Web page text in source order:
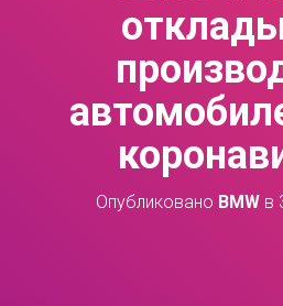
Опубликовано BMWв